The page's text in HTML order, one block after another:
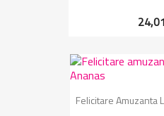
Felicitare Amuzanta